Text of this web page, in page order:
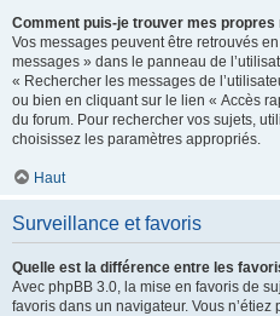
Comment puis-je trouver mes
Vos messages peuvent être retrouvés
messages » dans le panneau de
« Rechercher les messages de
ou bien en cliquant sur le lien « Accès
du forum. Pour rechercher vos sujets,
choisissez les paramètres appropriés.
Haut
Surveillance et favoris
Quelle est la différence entre les
Avec phpBB 3.0, la mise en favoris de
favoris dans un navigateur. Vous